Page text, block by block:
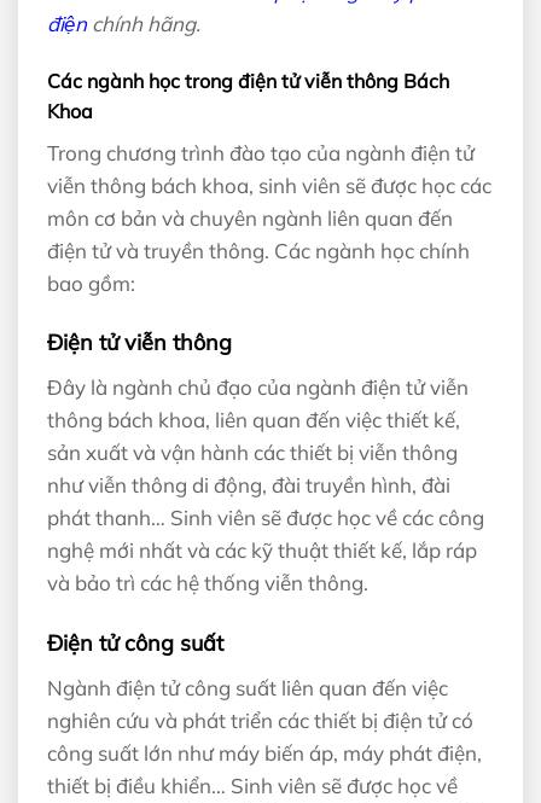
điệnchính hãng.
Các ngành học trong điện tử viễn thông Bách
Khoa
Trong chương trình đào tạo của ngành điện tử
viễn thông bách khoa, sinh viên sẽ được học các
môn cơ bản và chuyên ngành liên quan đến
điện tử và truyền thông. Các ngành học chính
bao gồm:
Điện tử viễn thông
Đây là ngành chủ đạo của ngành điện tử viễn
thông bách khoa, liên quan đến việc thiết kế,
sản xuất và vận hành các thiết bị viễn thông
như viễn thông di động, đài truyền hình, đài
phát thanh… Sinh viên sẽ được học về các công
nghệ mới nhất và các kỹ thuật thiết kế, lắp ráp
và bảo trì các hệ thống viễn thông.
Điện tử công suất
Ngành điện tử công suất liên quan đến việc
nghiên cứu và phát triển các thiết bị điện tử có
công suất lớn như máy biến áp, máy phát điện,
thiết bị điều khiển… Sinh viên sẽ được học về